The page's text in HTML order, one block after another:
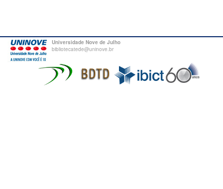
Universidade Nove de Julho
bibliotecatede@uninove.br